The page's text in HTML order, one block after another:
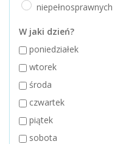
niepełnosprawnych
W jaki dzień?
poniedziałek
wtorek
środa
czwartek
piątek
sobota